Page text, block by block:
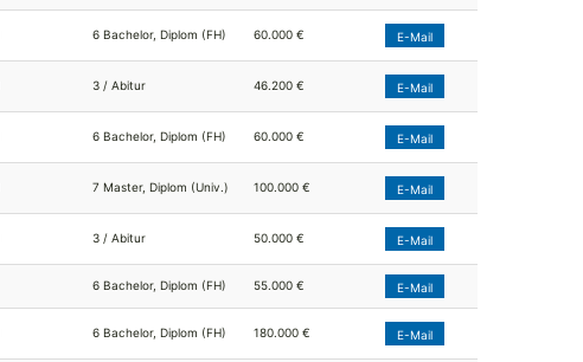
6 Bachelor, Diplom (FH) 60.000 € E-Mail
3 / Abitur 46.200 € E-Mail
6 Bachelor, Diplom (FH) 60.000 € E-Mail
7 Master, Diplom (Univ.) 100.000 € E-Mail
3 / Abitur 50.000 € E-Mail
6 Bachelor, Diplom (FH) 55.000 € E-Mail
6 Bachelor, Diplom (FH) 180.000 € E-Mail